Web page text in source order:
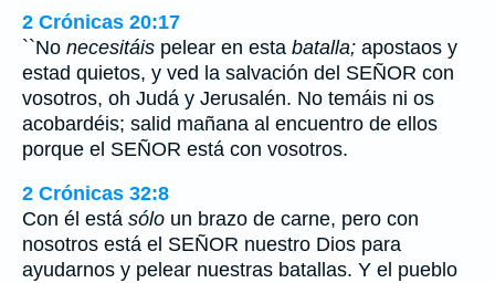
2 Crónicas 20:17
``No necesitáis pelear en esta batalla; apostaos y
estad quietos, y ved la salvación del SEÑOR con
vosotros, oh Judá y Jerusalén. No temáis ni os
acobardéis; salid mañana al encuentro de ellos
porque el SEÑOR está con vosotros.
2 Crónicas 32:8
Con él está sólo un brazo de carne, pero con
nosotros está el SEÑOR nuestro Dios para
ayudarnos y pelear nuestras batallas. Y el pueblo